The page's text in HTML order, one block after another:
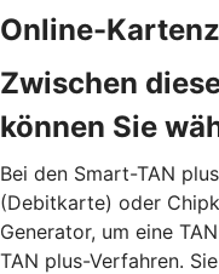
Online-
Zwischen
können Sie
Bei den Smart-TAN
(Debitkarte) oder
Generator, um eine
TAN plus-Verfahren.